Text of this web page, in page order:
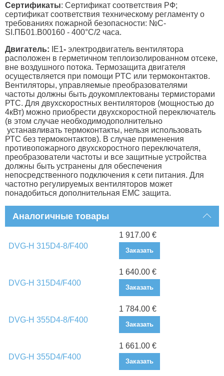
Сертификаты: Сертификат соответствия РФ;
сертификат соответствия техническому регламенту о
требованиях пожарной безопасности: №С-
SI.ПБ01.В00160 - 400°С/2 часа.
Двигатель:
IE1- электродвигатель вентилятора
расположен в герметичном теплоизолированном отсеке,
вне воздушного потока. Термозащита двигателя
осуществляется при помощи PTC или термоконтактов.
Вентиляторы, управляемые преобразователями
частоты должны быть доукомплектованы термисторами
РТС. Для двухскоростных вентиляторов (мощностью до
4кВт) можно приобрести двухскоростной переключатель
(в этом случае необходимодополнительно
устанавливать термоконтакты, нельзя использовать
РТС без термоконтактов). В случае применения
противопожарного двухскоростного переключателя,
преобразователи частоты и все защитные устройства
должны быть устранены для обеспечения
непосредственного подключения к сети питания. Для
частотно регулируемых вентиляторов может
понадобиться дополнительная EMC защита.
Аналогичные товары
DVG-H 315D4-8/F400
1 917.00 €
Заказать
DVG-H 315D4/F400
1 640.00 €
Заказать
DVG-H 355D4-8/F400
1 784.00 €
Заказать
DVG-H 355D4/F400
1 661.00 €
Заказать